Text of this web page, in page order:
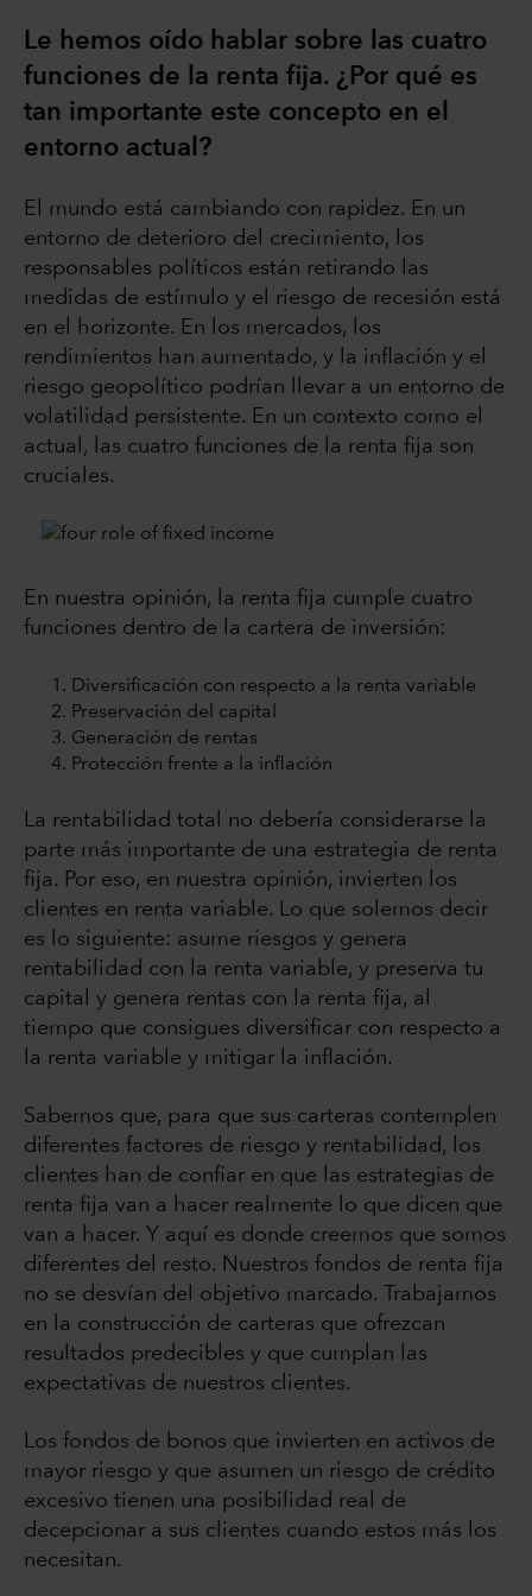
Le hemos oído hablar sobre las cuatro
funciones de la renta fija. ¿Por qué es
tan importante este concepto en el
entorno actual?
El mundo está cambiando con rapidez. En un
entorno de deterioro del crecimiento, los
responsables políticos están retirando las
medidas de estímulo y el riesgo de recesión está
en el horizonte. En los mercados, los
rendimientos han aumentado, y la inflación y el
riesgo geopolítico podrían llevar a un entorno de
volatilidad persistente. En un contexto como el
actual, las cuatro funciones de la renta fija son
cruciales.
En nuestra opinión, la renta fija cumple cuatro
funciones dentro de la cartera de inversión:
Diversificación con respecto a la renta variable
Preservación del capital
Generación de rentas
Protección frente a la inflación
La rentabilidad total no debería considerarse la
parte más importante de una estrategia de renta
fija. Por eso, en nuestra opinión, invierten los
clientes en renta variable. Lo que solemos decir
es lo siguiente: asume riesgos y genera
rentabilidad con la renta variable, y preserva tu
capital y genera rentas con la renta fija, al
tiempo que consigues diversificar con respecto a
la renta variable y mitigar la inflación.
Sabemos que, para que sus carteras contemplen
diferentes factores de riesgo y rentabilidad, los
clientes han de confiar en que las estrategias de
renta fija van a hacer realmente lo que dicen que
van a hacer. Y aquí es donde creemos que somos
diferentes del resto. Nuestros fondos de renta fija
no se desvían del objetivo marcado. Trabajamos
en la construcción de carteras que ofrezcan
resultados predecibles y que cumplan las
expectativas de nuestros clientes.
Los fondos de bonos que invierten en activos de
mayor riesgo y que asumen un riesgo de crédito
excesivo tienen una posibilidad real de
decepcionar a sus clientes cuando estos más los
necesitan.